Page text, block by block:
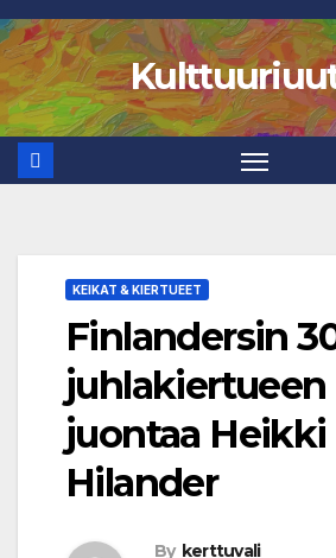
Skip
to
content
KEIKAT & KIERTUEET
Finlandersin
juhlakiertueen
juontaa Heikki
Hilander
By kerttuvali